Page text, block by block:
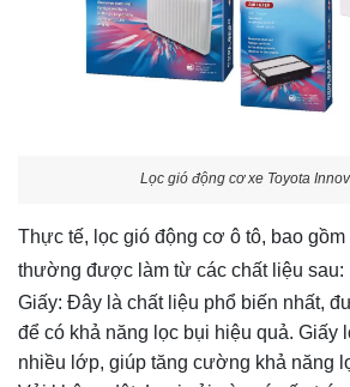
Lọc gió động cơ xe Toyota
Thực tế, lọc gió động cơ ô tô, bao gồm
thường được làm từ các chất liệu sau:
Giấy: Đây là chất liệu phổ biến nhất,
để có khả năng lọc bụi hiệu quả. Giấy
nhiều lớp, giúp tăng cường khả năng